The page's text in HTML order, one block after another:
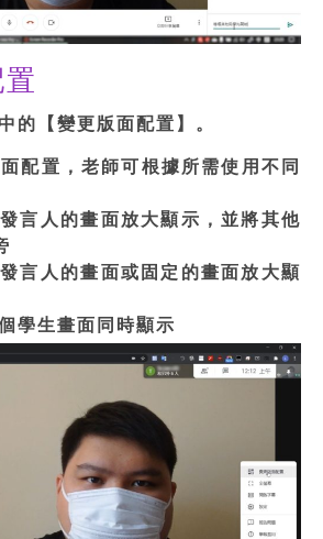
中的【變更版面配置】。
配置， 老師可根據所需使用不同
言人的畫面放大顯示，並將其他
言人的畫面或固定的畫面放大顯
學生畫面同時顯示